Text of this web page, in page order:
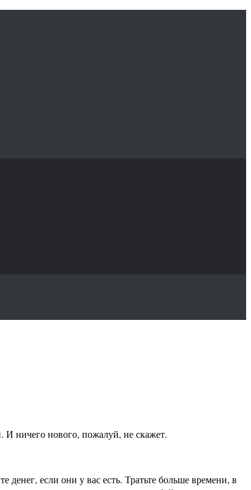
И ничего нового, пожалуй, не скажет.
денег, если они у вас есть. Тратьте больше времени, в